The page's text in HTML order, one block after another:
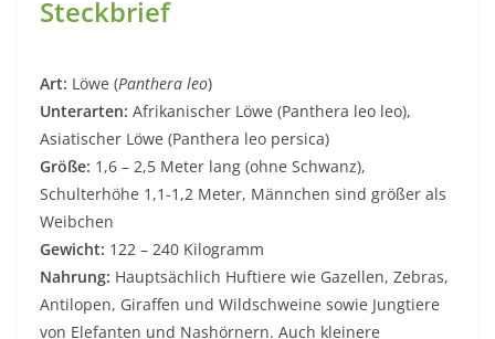
Steckbrief
Art: Löwe (Panthera leo)
Unterarten: Afrikanischer Löwe (Panthera leo leo),
Asiatischer Löwe (Panthera leo persica)
Größe: 1,6 – 2,5 Meter lang (ohne Schwanz),
Schulterhöhe 1,1-1,2 Meter, Männchen sind größer als
Weibchen
Gewicht: 122 – 240 Kilogramm
Nahrung: Hauptsächlich Huftiere wie Gazellen, Zebras,
Antilopen, Giraffen und Wildschweine sowie Jungtiere
von Elefanten und Nashörnern. Auch kleinere